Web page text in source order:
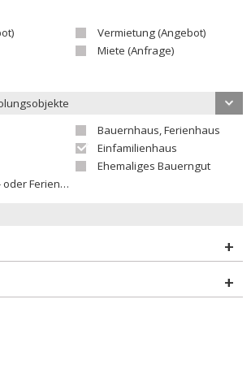
Vermietung (Angebot)
Miete (Anfrage)
Bauernhaus, Ferienhaus
Einfamilienhaus
Ehemaliges Bauerngut
Ferienobjekt